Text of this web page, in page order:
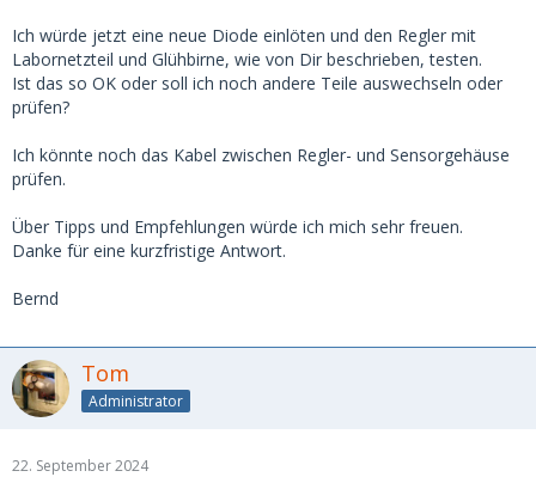
Ich würde jetzt eine neue Diode einlöten und den Regler mit
Labornetzteil und Glühbirne, wie von Dir beschrieben, testen.
Ist das so OK oder soll ich noch andere Teile auswechseln oder
prüfen?
Ich könnte noch das Kabel zwischen Regler- und Sensorgehäuse
prüfen.
Über Tipps und Empfehlungen würde ich mich sehr freuen.
Danke für eine kurzfristige Antwort.
Bernd
Tom
Administrator
22. September 2024